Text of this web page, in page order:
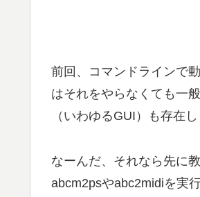
前回、コマンドラインで
はそれをやらなくても一
（いわゆるGUI）も存在し
なーんだ、それなら先に
abcm2psやabc2midiを実